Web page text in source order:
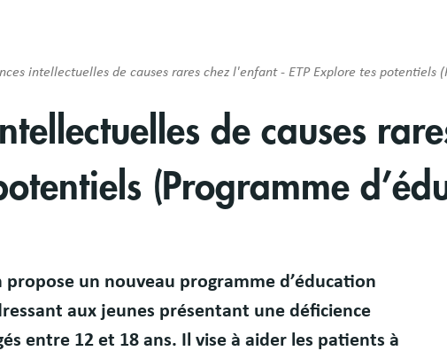
intellectuelles de causes rares chez l'enfant - ETP Explore tes potentiels
de causes
(Programme
propose un nouveau programme d’éducation
aux jeunes présentant une déficience
entre 12 et 18 ans. Il vise à aider les patients à